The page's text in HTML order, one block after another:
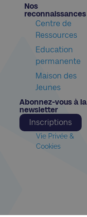
Nos
reconnaissances​
Centre de
Ressources
Education
permanente
Maison des
Jeunes
Abonnez-vous à la
newsletter​
Inscriptions
Vie Privée &
Cookies